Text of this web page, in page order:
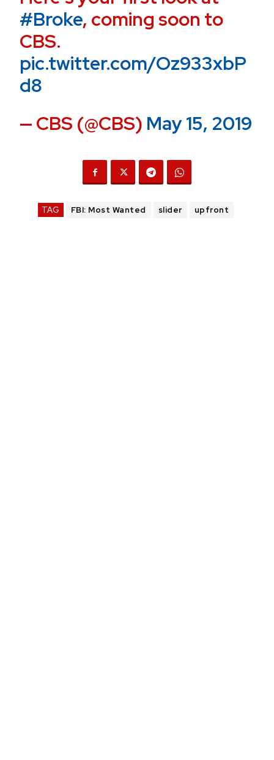
#Broke, coming soon to
CBS.
pic.twitter.com/Oz933xbP
d8
— CBS (@CBS) May 15, 2019
TAG FBI: Most Wanted slider upfront